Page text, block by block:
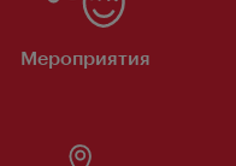
Мероприятия